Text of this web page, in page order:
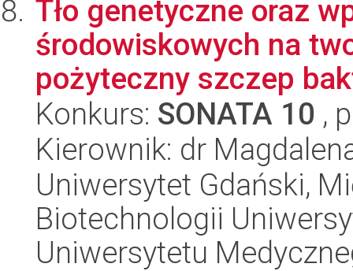
Tło genetyczne oraz
środowiskowych na
pożyteczny szczep
Konkurs: SONATA 10 ,
Kierownik: dr
Uniwersytet Gdański,
Biotechnologii
Uniwersytetu